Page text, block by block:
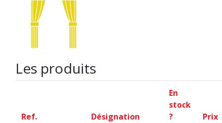
Les produits
Ref. Désignation
En
stock
?
Prix